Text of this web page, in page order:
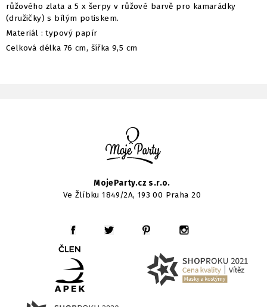
růžového zlata a 5 x šerpy v růžové barvě pro kamarádky
(družičky) s bílým potiskem.
Materiál : typový papír
Celková délka 76 cm, šířka 9,5 cm
MojeParty.cz s.r.o.
Ve Žlíbku 1849/2A, 193 00 Praha 20